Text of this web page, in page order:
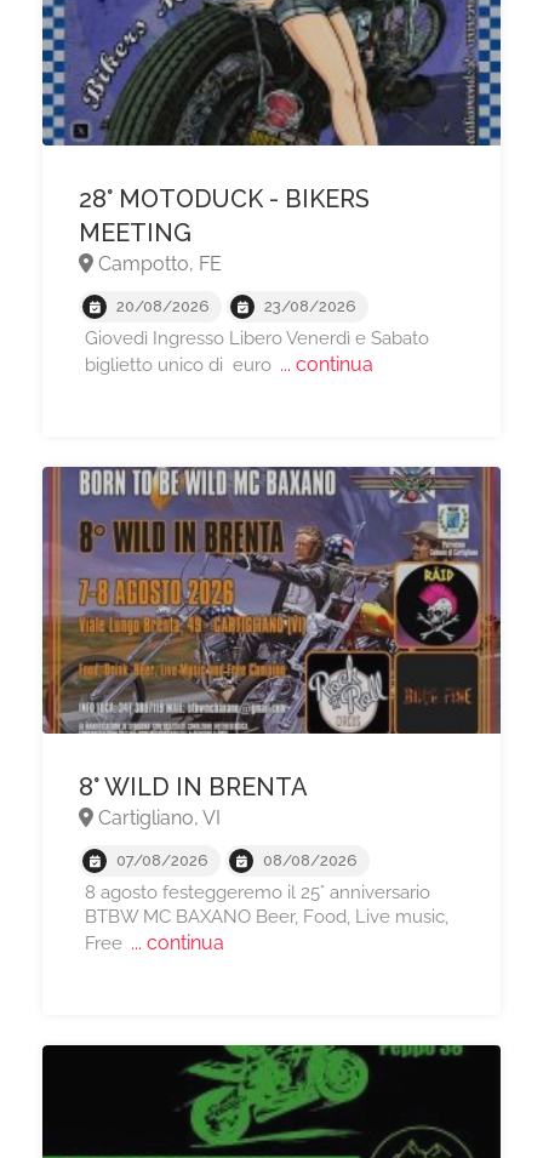
28° MOTODUCK - BIKERS
MEETING
Campotto, FE
20/08/2026 23/08/2026
Giovedì Ingresso Libero Venerdì e Sabato
biglietto unico di euro... continua
8° WILD IN BRENTA
Cartigliano, VI
07/08/2026 08/08/2026
8 agosto festeggeremo il 25° anniversario
BTBW MC BAXANO Beer, Food, Live music,
Free... continua